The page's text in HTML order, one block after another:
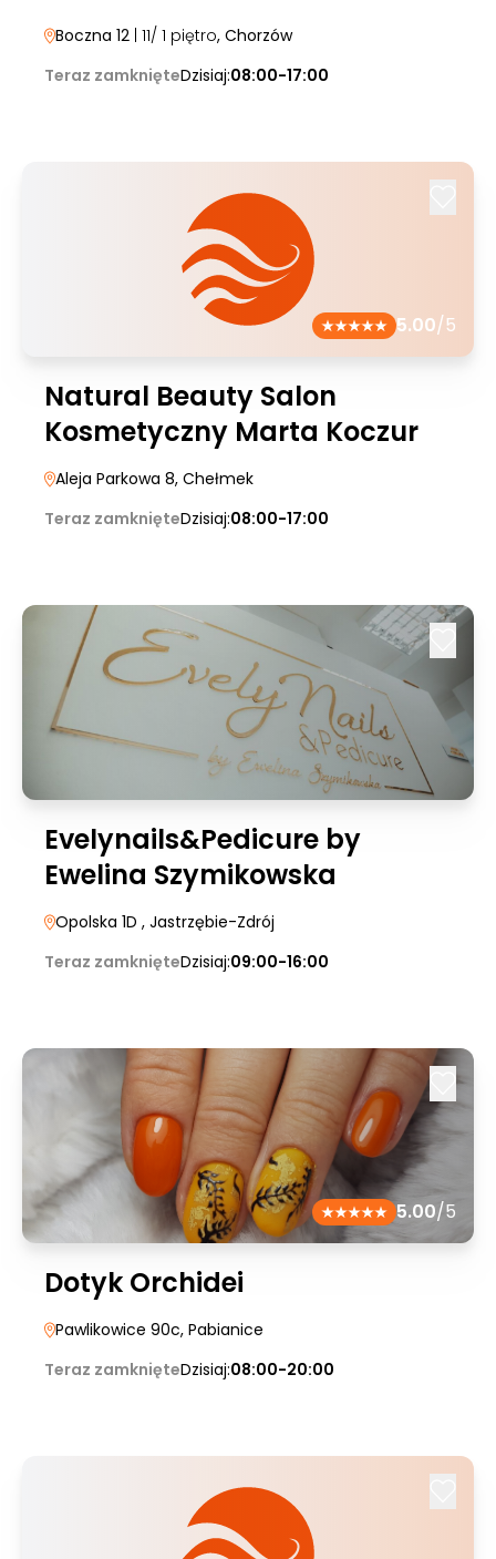
Boczna 12 | 11/ 1 piętro, Chorzów
Teraz zamknięteDzisiaj:08:00-17:00
5.00/5
Natural Beauty Salon
Kosmetyczny Marta Koczur
Aleja Parkowa 8, Chełmek
Teraz zamknięteDzisiaj:08:00-17:00
Evelynails&Pedicure by
Ewelina Szymikowska
Opolska 1D , Jastrzębie-Zdrój
Teraz zamknięteDzisiaj:09:00-16:00
5.00/5
Dotyk Orchidei
Pawlikowice 90c, Pabianice
Teraz zamknięteDzisiaj:08:00-20:00